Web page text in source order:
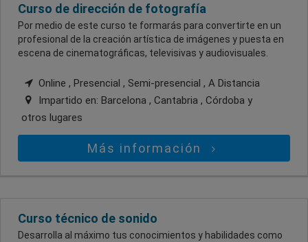
Curso de dirección de fotografía
Por medio de este curso te formarás para convertirte en un
profesional de la creación artística de imágenes y puesta en
escena de cinematográficas, televisivas y audiovisuales.
Online , Presencial , Semi-presencial , A Distancia
Impartido en: Barcelona , Cantabria , Córdoba y
otros lugares
Más información
Curso técnico de sonido
Desarrolla al máximo tus conocimientos y habilidades como